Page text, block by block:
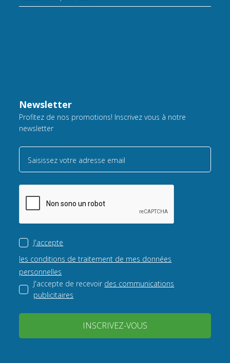
Newsletter
Profitez de nos promotions! Inscrivez vous à notre
newsletter
Saisissez votre adresse email
J'accepte
les conditions de traitement de mes données
personnelles
J'accepte de recevoir des communications
publicitaires
INSCRIVEZ-VOUS